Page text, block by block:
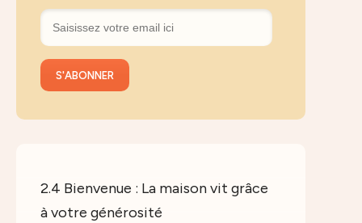
2.4 Bienvenue : La maison vit grâce
à votre générosité